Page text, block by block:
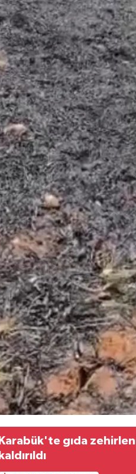
Karabük'te gıda
kaldırıldı